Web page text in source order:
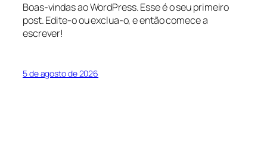
Boas-vindas ao WordPress. Esse é o seu primeiro
post. Edite-o ou exclua-o, e então comece a
escrever!
5 de agosto de 2026